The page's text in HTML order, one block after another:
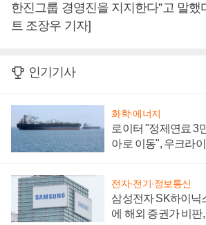
한진그룹 경영진을 지지한다”고 말했
트 조장우 기자]
인기기사
화학·에너지
로이터 "정제연료 3
아로 이동", 우크라
전자·전기·정보통신
삼성전자 SK하이닉
에 해외 증권가 비판